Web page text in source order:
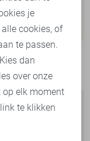
je
cookies, of
te passen.
dan
over onze
op elk moment
te klikken